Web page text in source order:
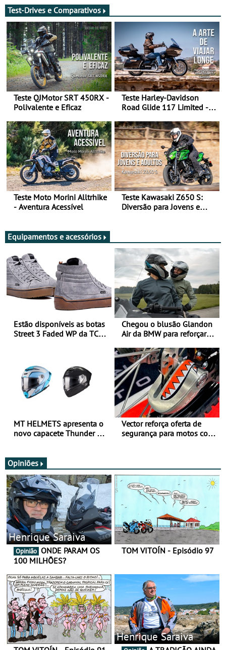
Test-Drives e Comparativos
Teste QJMotor SRT 450RX -
Polivalente e Eficaz
Teste Harley-Davidson
Road Glide 117 Limited - A
Teste Moto Morini Alltrhike
- Aventura Acessível
Teste Kawasaki Z650 S:
Diversão para Jovens e
Equipamentos e acessórios
Estão disponíveis as botas
Street 3 Faded WP da TCX
Chegou o blusão Glandon
Air da BMW para reforçar
verão
MT HELMETS apresenta o
novo capacete Thunder 4 R
Vector reforça oferta de
segurança para motos com
Opiniões
Henrique Saraiva
Opinião
100 MILHÕES?
TOM VITOÍN - Episódio 97
Henrique Saraiva